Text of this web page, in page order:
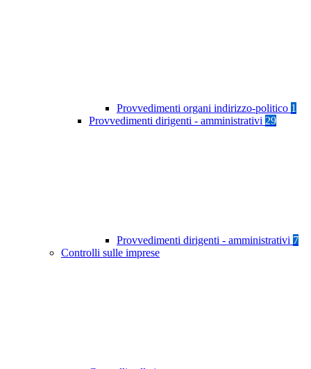
Provvedimenti organi indirizzo-politico 1
Provvedimenti dirigenti - amministrativi 29
Provvedimenti dirigenti - amministrativi 7
Controlli sulle imprese